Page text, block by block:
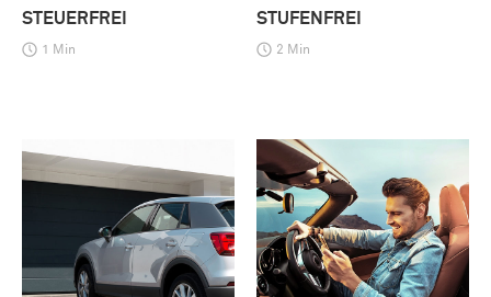
STEUERFREI
1 Min
STUFENFREI
2 Min